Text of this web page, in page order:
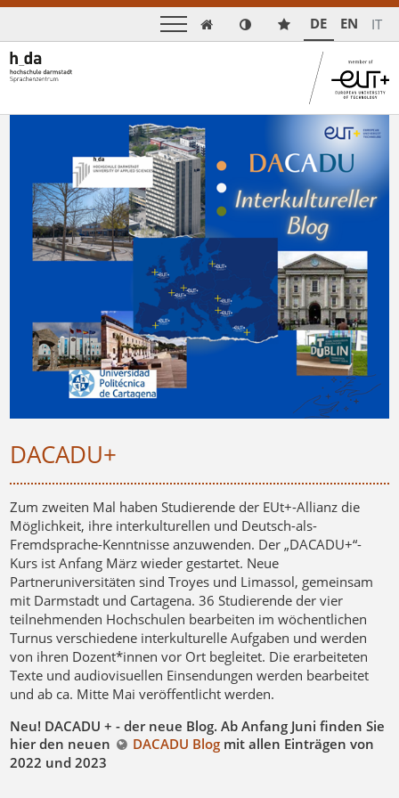
 DE EN IT
DACADU+
Zum zweiten Mal haben Studierende der EUt+-Allianz die
Möglichkeit, ihre interkulturellen und Deutsch-als-
Fremdsprache-Kenntnisse anzuwenden. Der „DACADU+“-
Kurs ist Anfang März wieder gestartet. Neue
Partneruniversitäten sind Troyes und Limassol, gemeinsam
mit Darmstadt und Cartagena. 36 Studierende der vier
teilnehmenden Hochschulen bearbeiten im wöchentlichen
Turnus verschiedene interkulturelle Aufgaben und werden
von ihren Dozent*innen vor Ort begleitet. Die erarbeiteten
Texte und audiovisuellen Einsendungen werden bearbeitet
und ab ca. Mitte Mai veröffentlicht werden.
Neu! DACADU + - der neue Blog. Ab Anfang Juni finden Sie
hier den neuen
DACADU Blogmit allen Einträgen von
2022 und 2023